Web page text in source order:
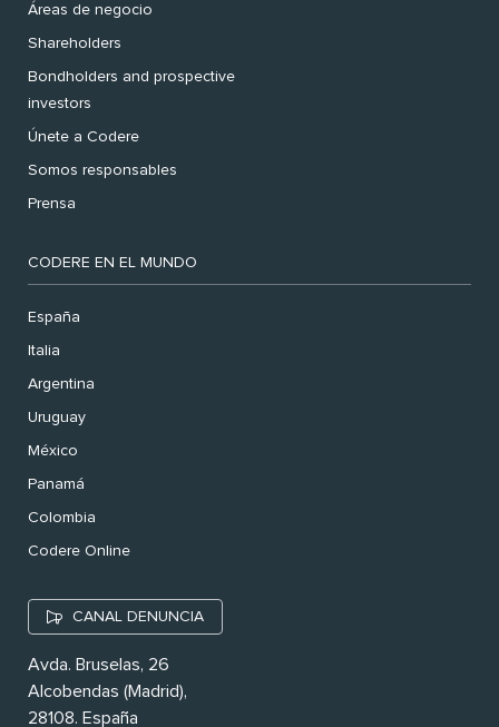
Áreas de negocio
Shareholders
Bondholders and prospective
investors
Únete a Codere
Somos responsables
Prensa
CODERE EN EL MUNDO
España
Italia
Argentina
Uruguay
México
Panamá
Colombia
Codere Online
CANAL DENUNCIA
Avda. Bruselas, 26
Alcobendas (Madrid),
28108. España